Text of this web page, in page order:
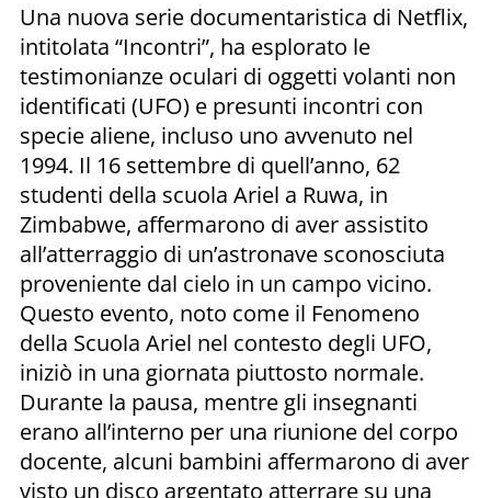
Una nuova serie documentaristica di Netflix,
intitolata “Incontri”, ha esplorato le
testimonianze oculari di oggetti volanti non
identificati (UFO) e presunti incontri con
specie aliene, incluso uno avvenuto nel
1994. Il 16 settembre di quell’anno, 62
studenti della scuola Ariel a Ruwa, in
Zimbabwe, affermarono di aver assistito
all’atterraggio di un’astronave sconosciuta
proveniente dal cielo in un campo vicino.
Questo evento, noto come il Fenomeno
della Scuola Ariel nel contesto degli UFO,
iniziò in una giornata piuttosto normale.
Durante la pausa, mentre gli insegnanti
erano all’interno per una riunione del corpo
docente, alcuni bambini affermarono di aver
visto un disco argentato atterrare su una